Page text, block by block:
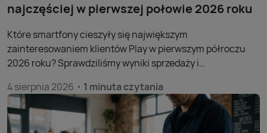
najczęściej w pierwszej połowie 2026 roku
Które smartfony cieszyły się największym
zainteresowaniem klientów Play w pierwszym półroczu
2026 roku? Sprawdziliśmy wyniki sprzedaży i
najpopularniejsze smartfony oraz modele z segmentu
premium. Dane pokazują, po jakie urządzenia klienci
sięgali najczęściej.
4 sierpnia 2026 1 minuta czytania